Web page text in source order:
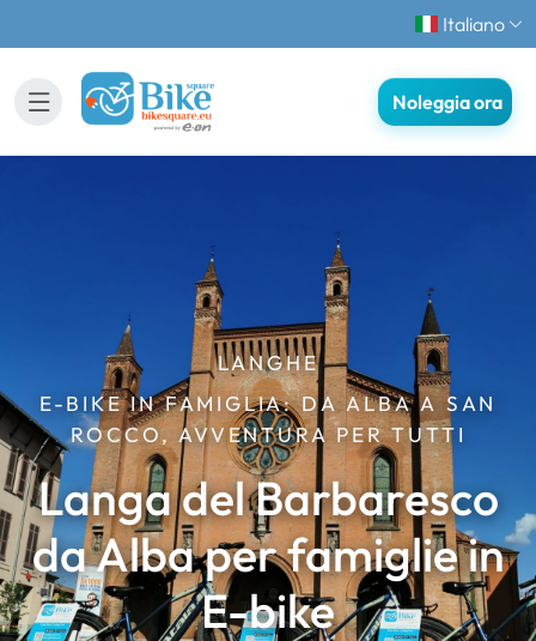
Italiano
Noleggia ora
LANGHE
E-BIKE IN FAMIGLIA: DA ALBA A SAN
ROCCO, AVVENTURA PER TUTTI
Langa del Barbaresco
da Alba per famiglie in
E-bike